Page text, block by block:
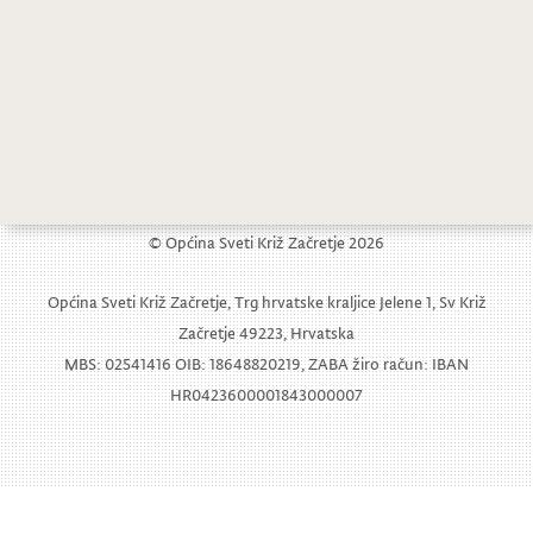
© Općina Sveti Križ Začretje 2026
Općina Sveti Križ Začretje, Trg hrvatske kraljice Jelene 1, Sv Križ
Začretje 49223, Hrvatska
MBS: 02541416 OIB: 18648820219, ZABA žiro račun: IBAN
HR0423600001843000007